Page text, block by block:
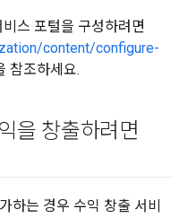
스 포털을 구성하려면
content/configure-
참조하세요.
을 창출하려면
하는 경우 수익 창출 서비